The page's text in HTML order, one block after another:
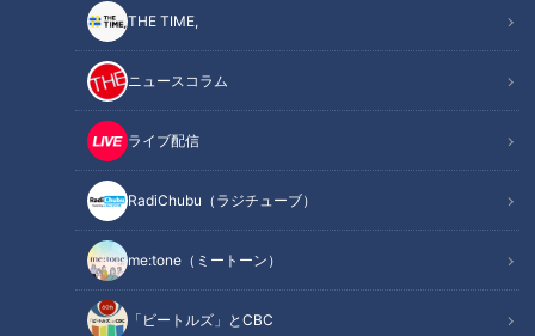
THE TIME,
ニュースコラム
ライブ配信
RadiChubu（ラジチューブ）
me:tone（ミートーン）
「ビートルズ」とCBC
この記事を見たあなたへのおすすめ
国内有数のソープランド街“金津
園”に密着「恩返しがしたい…」
父の借金・母のガン・妹の学費
を一人で背負う風俗嬢の想い
乾燥肌は“保湿しすぎ”に注意？
テレビ局ヘアメイクが教える乾